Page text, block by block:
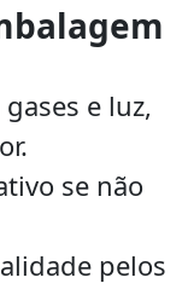
e luz,
se não
pelos